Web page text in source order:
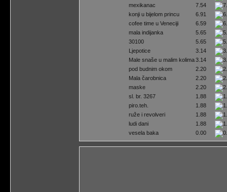
mexikanac
7.54
konji u bijelom princu
6.91
cofee time u Veneciji
6.59
mala indijanka
5.65
30100
5.65
Ljepotice
3.14
Male snaše u malim kolima3.14
pod budnim okom
2.20
Mala čarobnica
2.20
maske
2.20
sl. br. 3267
1.88
piro.teh.
1.88
ruže i revolveri
1.88
ludi dani
1.88
vesela baka
0.00